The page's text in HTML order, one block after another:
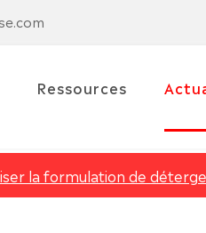
Ressources
la formulation de